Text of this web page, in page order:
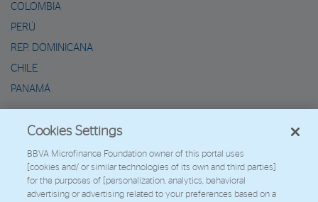
COLOMBIA
PERÚ
REP. DOMINICANA
CHILE
PANAMÁ
2026 - Fundación Microfinanzas BBVA
Trabaja con nosotros
Cookies Settings
BBVA Microfinance Foundation owner of this portal uses
[cookies and/ or similar technologies of its own and third parties]
for the purposes of [personalization, analytics, behavioral
advertising or advertising related to your preferences based on a